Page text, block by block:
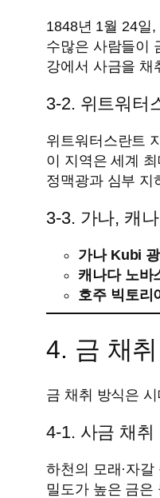
1848년 1월 24일
수많은 사람들이
강에서 사금을 채
3‑2. 위트워터
위트워터스란트
이 지역은 세계
정맥광과 심부 지
3‑3. 가나, 캐
가나 Kubi
캐나다 노바
호주 빅토리
4. 금 채
금 채취 방식은
4‑1. 사금 채취
하천의 모래·자
밀도가 높은 금은